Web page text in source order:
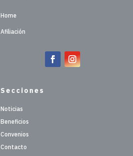
Home
Afiliación
Secciones
Noticias
Beneficios
Convenios
Contacto